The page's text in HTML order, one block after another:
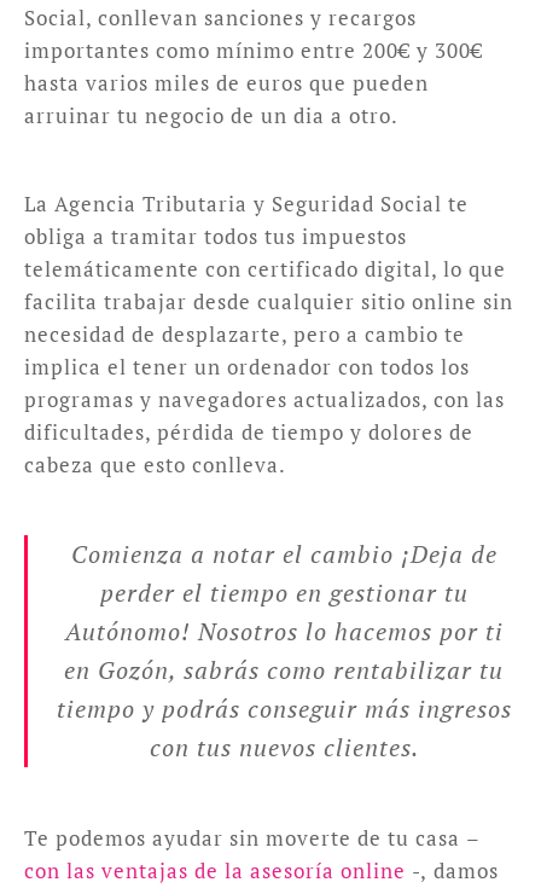
Social, conllevan sanciones y recargos
importantes como mínimo entre 200€ y 300€
hasta varios miles de euros que pueden
arruinar tu negocio de un dia a otro.
La Agencia Tributaria y Seguridad Social te
obliga a tramitar todos tus impuestos
telemáticamente con certificado digital, lo que
facilita trabajar desde cualquier sitio online sin
necesidad de desplazarte, pero a cambio te
implica el tener un ordenador con todos los
programas y navegadores actualizados, con las
dificultades, pérdida de tiempo y dolores de
cabeza que esto conlleva.
Comienza a notar el cambio ¡Deja de
perder el tiempo en gestionar tu
Autónomo! Nosotros lo hacemos por ti
en Gozón, sabrás como rentabilizar tu
tiempo y podrás conseguir más ingresos
con tus nuevos clientes.
Te podemos ayudar sin moverte de tu casa –
con las ventajas de la asesoría online -, damos